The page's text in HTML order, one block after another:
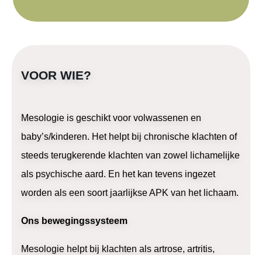
VOOR WIE?
Mesologie is geschikt voor volwassenen en
baby’s/kinderen. Het helpt bij chronische klachten of
steeds terugkerende klachten van zowel lichamelijke
als psychische aard. En het kan tevens ingezet
worden als een soort jaarlijkse APK van het lichaam.
Ons bewegingssysteem
Mesologie helpt bij klachten als artrose, artritis,